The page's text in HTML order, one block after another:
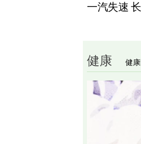
一汽失速
健康 健